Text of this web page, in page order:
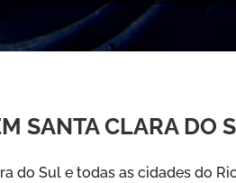
SANTA CLARA DO
do Sul e todas as cidades do